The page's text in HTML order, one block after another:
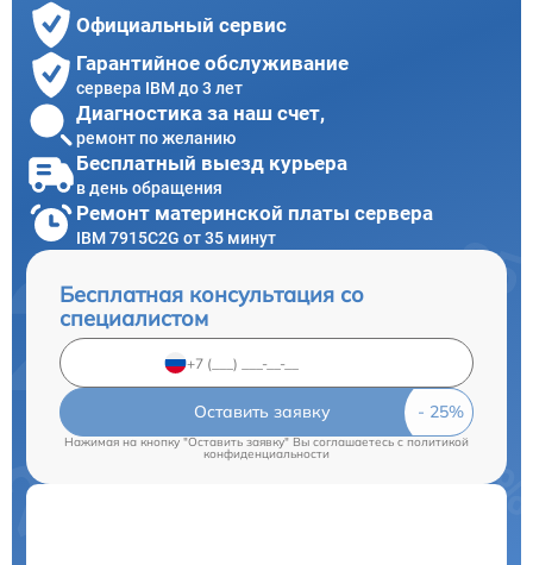
Официальный сервис
Гарантийное обслуживание
сервера IBM до 3 лет
Диагностика за наш счет,
ремонт по желанию
Бесплатный выезд курьера
в день обращения
Ремонт материнской платы сервера
IBM 7915C2G от 35 минут
Бесплатная консультация со
специалистом
Оставить заявку
Нажимая на кнопку "Оставить заявку" Вы соглашаетесь c политикой
конфиденциальности